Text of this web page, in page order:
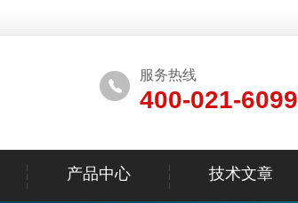
服务热线
400-021-6099
产品中心 技术文章